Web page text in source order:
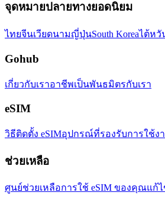
จุดหมายปลายทางยอดนิยม
ไทยจีนเวียดนามญี่ปุ่นSouth Koreaไต้หวั
Gohub
เกี่ยวกับเราอาชีพเป็นพันธมิตรกับเรา
eSIM
วิธีติดตั้ง eSIMอุปกรณ์ที่รองรับการใช้ง
ช่วยเหลือ
ศูนย์ช่วยเหลือการใช้ eSIM ของคุณแก้